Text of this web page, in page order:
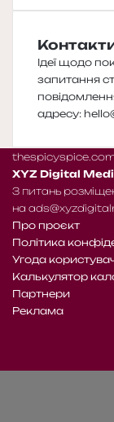
Ідеї щодо
запитання
адресу:
XYZ Digital
З питань
на
Про проєкт
Політика
Угода
Калькулятор
Партнери
Реклама